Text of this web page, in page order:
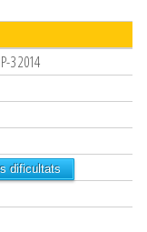
3 2014
dificultats